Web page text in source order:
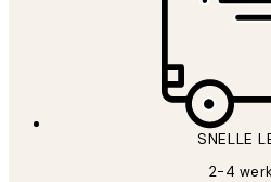
SNELLE
2-4